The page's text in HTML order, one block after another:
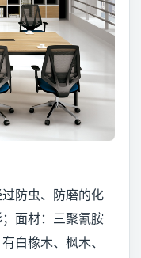
防虫、防磨的化
面材：三聚氰胺
白橡木、枫木、